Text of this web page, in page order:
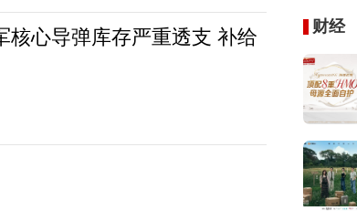
核心导弹库存严重透支 补给
财经